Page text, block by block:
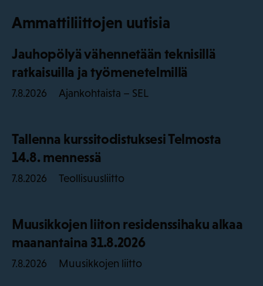
Ammattiliittojen uutisia
Jauhopölyä vähennetään teknisillä
ratkaisuilla ja työmenetelmillä
7.8.2026 Ajankohtaista – SEL
Tallenna kurssitodistuksesi Telmosta
14.8. mennessä
7.8.2026 Teollisuusliitto
Muusikkojen liiton residenssihaku alkaa
maanantaina 31.8.2026
7.8.2026 Muusikkojen liitto